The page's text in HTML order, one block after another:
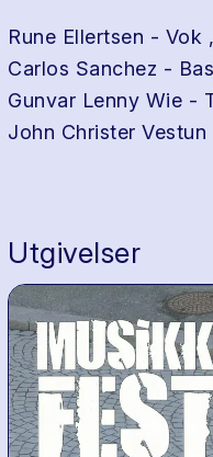
Rune Ellertsen - Vok
Carlos Sanchez -
Gunvar Lenny Wie -
John Christer
Utgivelser